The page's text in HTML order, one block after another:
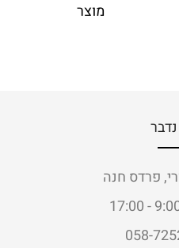
מוצר
פרדס חנה
058-